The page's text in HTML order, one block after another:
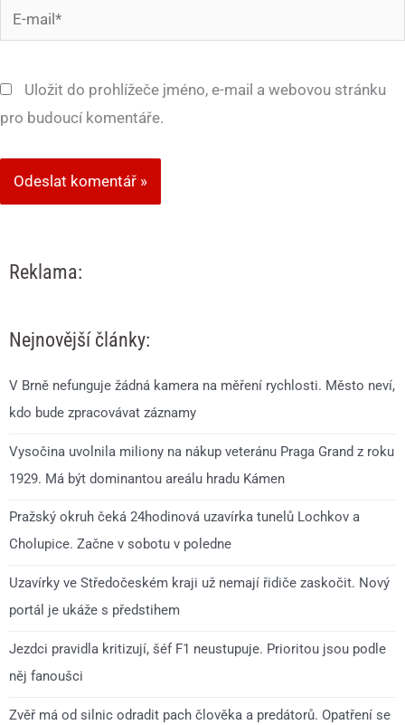
mail*
Uložit do prohlížeče jméno, e-mail a webovou stránku
pro budoucí komentáře.
Reklama:
Nejnovější články:
V Brně nefunguje žádná kamera na měření rychlosti. Město neví,
kdo bude zpracovávat záznamy
Vysočina uvolnila miliony na nákup veteránu Praga Grand z roku
1929. Má být dominantou areálu hradu Kámen
Pražský okruh čeká 24hodinová uzavírka tunelů Lochkov a
Cholupice. Začne v sobotu v poledne
Uzavírky ve Středočeském kraji už nemají řidiče zaskočit. Nový
portál je ukáže s předstihem
Jezdci pravidla kritizují, šéf F1 neustupuje. Prioritou jsou podle
něj fanoušci
Zvěř má od silnic odradit pach člověka a predátorů. Opatření se